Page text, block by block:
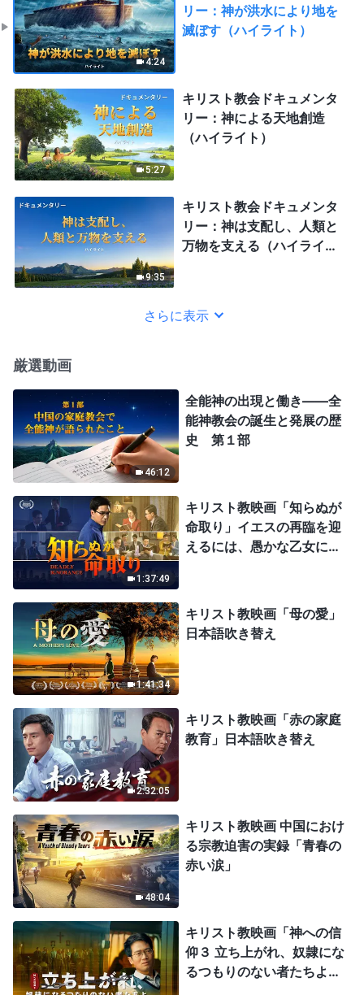
4:24
リー：神が洪水により地を
滅ぼす（ハイライト）
5:27
キリスト教会ドキュメンタ
リー：神による天地創造
（ハイライト）
9:35
キリスト教会ドキュメンタ
リー：神は支配し、人類と
万物を支える（ハイライ
さらに表示
厳選動画
46:12
全能神の出現と働き——全
能神教会の誕生と発展の歴
史 第１部
1:37:49
キリスト教映画「知らぬが
命取り」イエスの再臨を迎
えるには、愚かな乙女にな
1:41:34
キリスト教映画「母の愛」
日本語吹き替え
2:32:05
キリスト教映画「赤の家庭
教育」日本語吹き替え
48:04
キリスト教映画 中国におけ
る宗教迫害の実録「青春の
赤い涙」
キリスト教映画「神への信
仰３ 立ち上がれ、奴隷にな
るつもりのない者たちよ」